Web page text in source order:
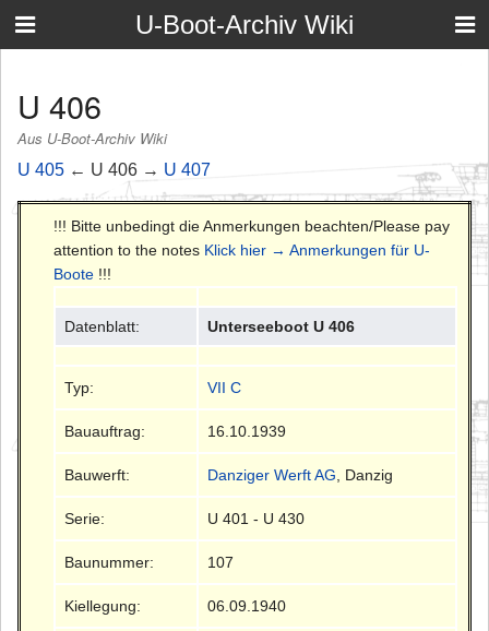
U-Boot-Archiv Wiki
U 406
Aus U-Boot-Archiv Wiki
U 405 ← U 406 → U 407
!!! Bitte unbedingt die Anmerkungen beachten/Please pay
attention to the notes Klick hier → Anmerkungen für U-
Boote !!!
Datenblatt: Unterseeboot U 406
Typ: VII C
Bauauftrag: 16.10.1939
Bauwerft: Danziger Werft AG , Danzig
Serie: U 401 - U 430
Baunummer: 107
Kiellegung: 06.09.1940